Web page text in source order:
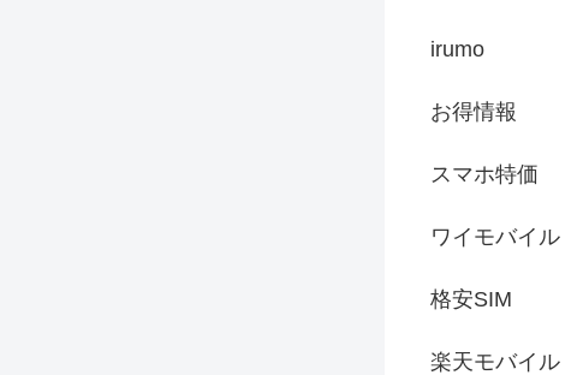
irumo
お得情報
スマホ特価
ワイモバイル
格安SIM
楽天モバイル